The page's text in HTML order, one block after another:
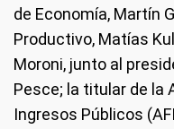
de Economía, Martín
Productivo, Matías
Moroni, junto al
Pesce; la titular de la
Ingresos Públicos